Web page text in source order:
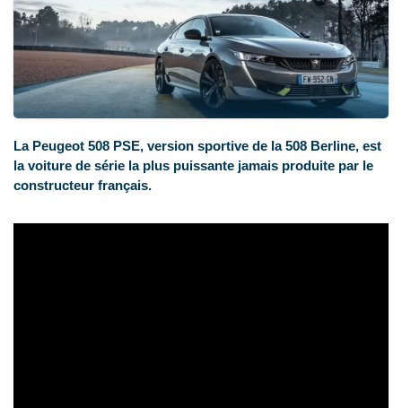
La Peugeot 508 PSE, version sportive de la 508 Berline, est
la voiture de série la plus puissante jamais produite par le
constructeur français.